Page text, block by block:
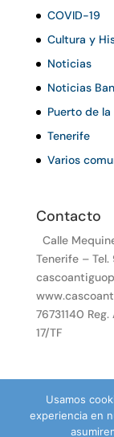
COVID-19
Cultura y
Noticias
Noticias
Puerto de la
Tenerife
Varios
Contacto
Calle
Tenerife –
76731140
17/TF
Usamos
experiencia en